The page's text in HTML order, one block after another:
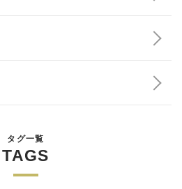
タグ一覧
TAGS